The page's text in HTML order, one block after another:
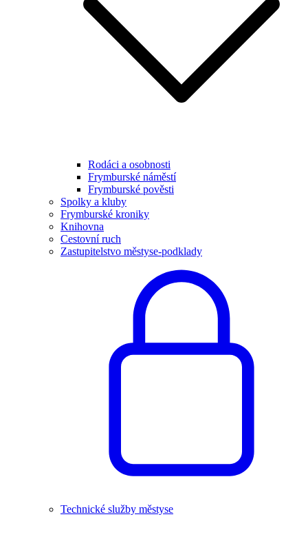
Rodáci a osobnosti
Frymburské náměstí
Frymburské pověsti
Spolky a kluby
Frymburské kroniky
Knihovna
Cestovní ruch
Zastupitelstvo městyse-podklady
Technické služby městyse